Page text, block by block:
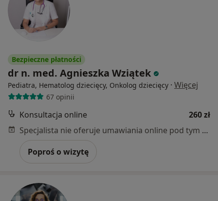
Bezpieczne płatności
dr n. med. Agnieszka Wziątek
Pediatra, Hematolog dziecięcy, Onkolog dziecięcy · Więcej
67 opinii
Konsultacja online
260 zł
Specjalista nie oferuje umawiania online pod tym adresem.
Poproś o wizytę